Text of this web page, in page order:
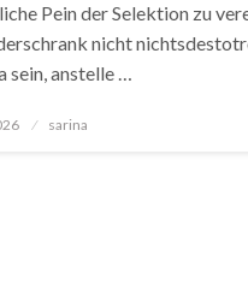
Pein der Selektion zu
nicht
sein, anstelle …
sarina